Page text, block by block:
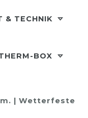
& TECHNIK
BOX
| Wetterfeste